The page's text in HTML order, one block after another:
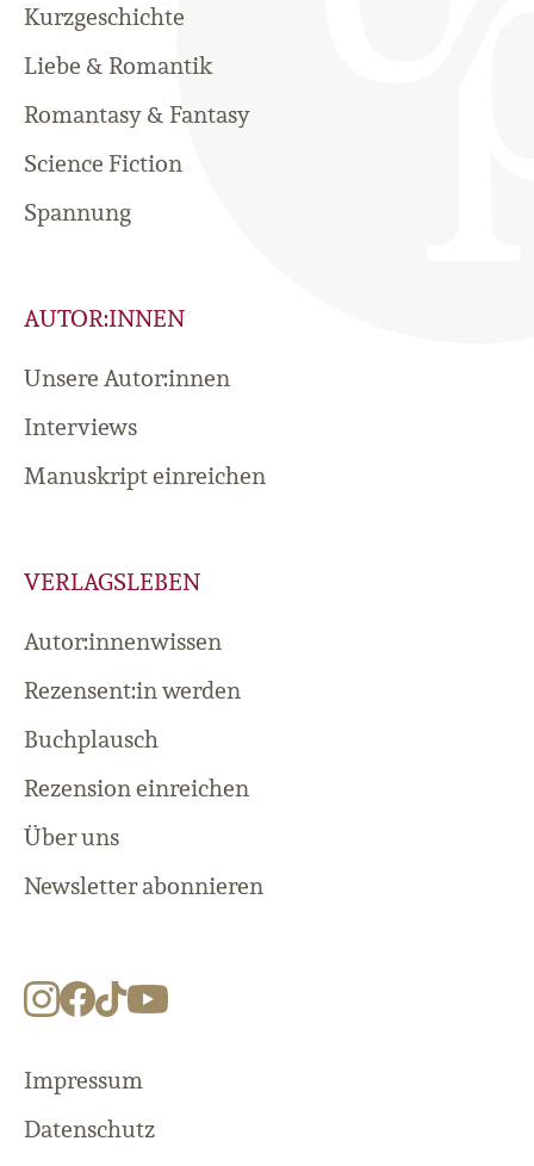
Kurzgeschichte
Liebe & Romantik
Romantasy & Fantasy
Science Fiction
Spannung
AUTOR:INNEN
Unsere Autor:innen
Interviews
Manuskript einreichen
VERLAGSLEBEN
Autor:innenwissen
Rezensent:in werden
Buchplausch
Rezension einreichen
Über uns
Newsletter abonnieren
Impressum
Datenschutz